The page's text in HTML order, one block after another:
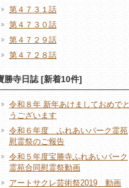
第４７３１話
第４７３０話
第４７２９話
第４７２８話
勝寺日誌 [新着10件]
令和８年 新年あけましておめでと
うございます
令和６年度 ふれあいパーク霊苑
慰霊祭のご報告
令和５年度宝勝寺ふれあいパーク
霊苑合同慰霊祭動画
アートサクレ芸術祭2019 動画